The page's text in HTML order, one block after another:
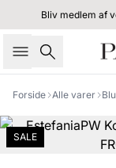
Bliv medlem af
Søg
Forside Alle varer
SALE